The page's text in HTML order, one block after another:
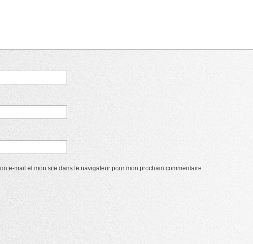
e-mail et mon site dans le navigateur pour mon prochain commentaire.